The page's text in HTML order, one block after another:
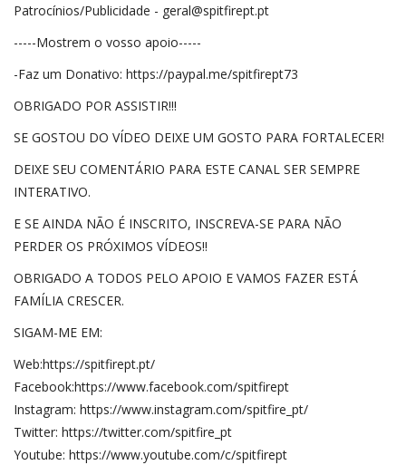
Patrocínios/Publicidade - geral@spitfirept.pt
-----Mostrem o vosso apoio-----
-Faz um Donativo: https://paypal.me/spitfirept73
OBRIGADO POR ASSISTIR!!!
SE GOSTOU DO VÍDEO DEIXE UM GOSTO PARA FORTALECER!
DEIXE SEU COMENTÁRIO PARA ESTE CANAL SER SEMPRE
INTERATIVO.
E SE AINDA NÃO É INSCRITO, INSCREVA-SE PARA NÃO
PERDER OS PRÓXIMOS VÍDEOS!!
OBRIGADO A TODOS PELO APOIO E VAMOS FAZER ESTÁ
FAMÍLIA CRESCER.
SIGAM-ME EM:
Web:https://spitfirept.pt/
Facebook:https://www.facebook.com/spitfirept
Instagram: https://www.instagram.com/spitfire_pt/
Twitter: https://twitter.com/spitfire_pt
Youtube: https://www.youtube.com/c/spitfirept